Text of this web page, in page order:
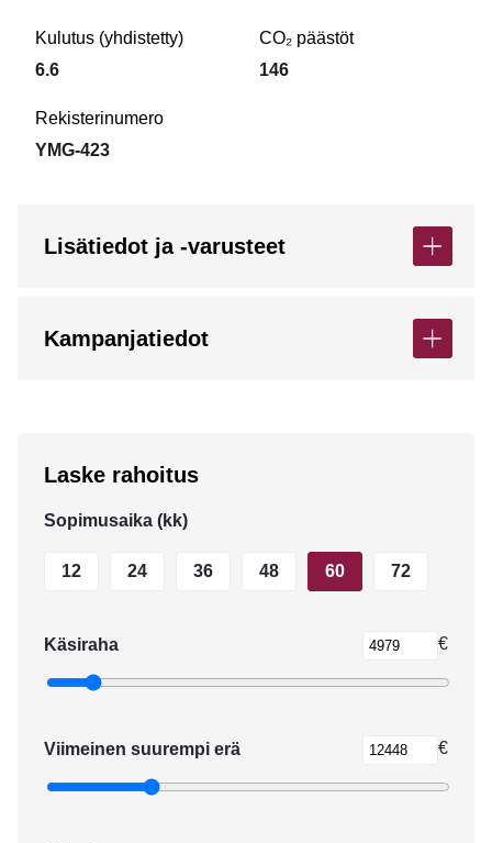
Kulutus (yhdistetty)
6.6
CO₂ päästöt
146
Rekisterinumero
YMG-423
Lisätiedot ja -varusteet
Kampanjatiedot
Laske rahoitus
Sopimusaika (kk)
12 24 36 48 60 72
Käsiraha €
Viimeinen suurempi erä €